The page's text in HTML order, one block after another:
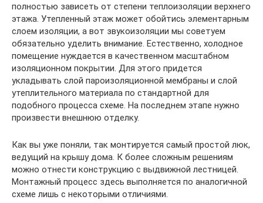
полностью зависеть от степени теплоизоляции верхнего
этажа. Утепленный этаж может обойтись элементарным
слоем изоляции, а вот звукоизоляции мы советуем
обязательно уделить внимание. Естественно, холодное
помещение нуждается в качественном масштабном
изоляционном покрытии. Для этого придется
укладывать слой пароизоляционной мембраны и слой
утеплительного материала по стандартной для
подобного процесса схеме. На последнем этапе нужно
произвести внешнюю отделку.
Как вы уже поняли, так монтируется самый простой люк,
ведущий на крышу дома. К более сложным решениям
можно отнести конструкцию с выдвижной лестницей.
Монтажный процесс здесь выполняется по аналогичной
схеме лишь с некоторыми отличиями.